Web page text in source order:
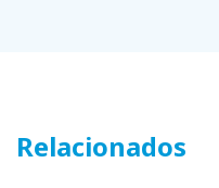
Relacionados